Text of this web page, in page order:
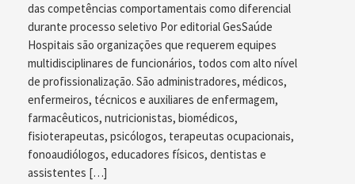
das competências comportamentais como diferencial
durante processo seletivo Por editorial GesSaúde
Hospitais são organizações que requerem equipes
multidisciplinares de funcionários, todos com alto nível
de profissionalização. São administradores, médicos,
enfermeiros, técnicos e auxiliares de enfermagem,
farmacêuticos, nutricionistas, biomédicos,
fisioterapeutas, psicólogos, terapeutas ocupacionais,
fonoaudiólogos, educadores físicos, dentistas e
assistentes […]